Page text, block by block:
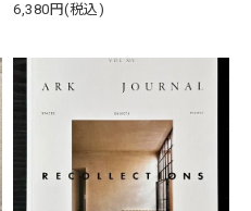
6,380円(税込)